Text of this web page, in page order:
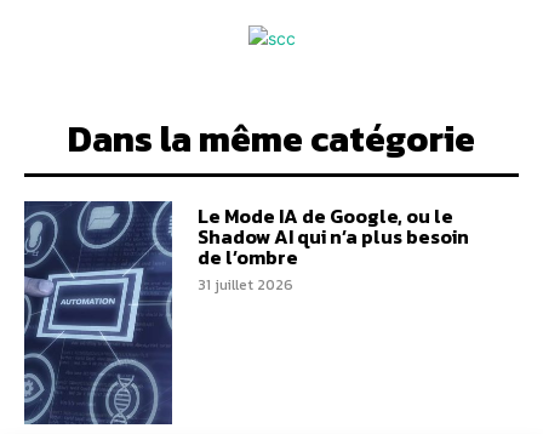
Dans la même catégorie
Le Mode IA de Google, ou le
Shadow AI qui n’a plus besoin
de l’ombre
31 juillet 2026